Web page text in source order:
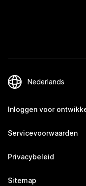
Inloggen voor
Servicevoorwaarden
Privacybeleid
Sitemap